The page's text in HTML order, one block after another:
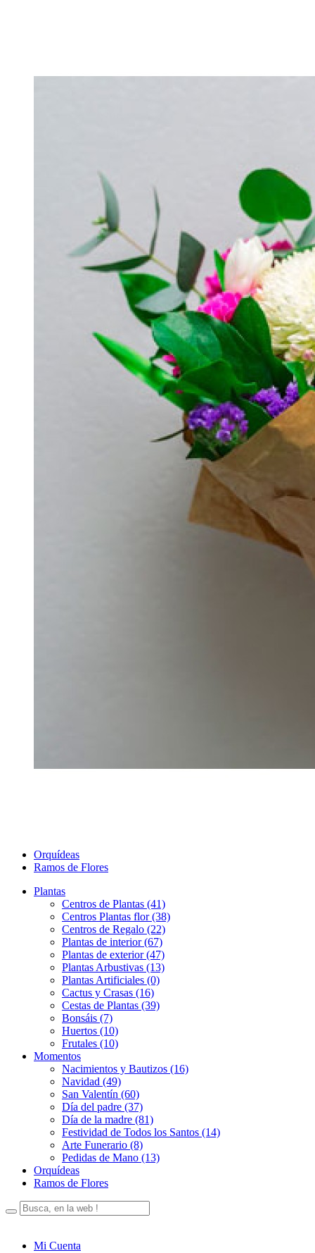
Orquídeas
Ramos de Flores
Plantas
Centros de Plantas (41)
Centros Plantas flor (38)
Centros de Regalo (22)
Plantas de interior (67)
Plantas de exterior (47)
Plantas Arbustivas (13)
Plantas Artificiales (0)
Cactus y Crasas (16)
Cestas de Plantas (39)
Bonsáis (7)
Huertos (10)
Frutales (10)
Momentos
Nacimientos y Bautizos (16)
Navidad (49)
San Valentín (60)
Día del padre (37)
Día de la madre (81)
Festividad de Todos los Santos (14)
Arte Funerario (8)
Pedidas de Mano (13)
Orquídeas
Ramos de Flores
Mi Cuenta